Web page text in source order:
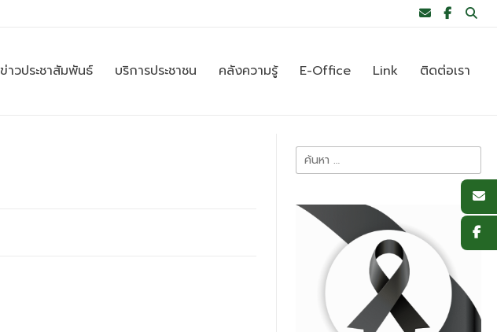
ข่าวประชาสัมพันธ์ บริการประชาชน คลังความรู้ E-Office Link ติดต่อเรา
ค้นหา
สำหรับ: